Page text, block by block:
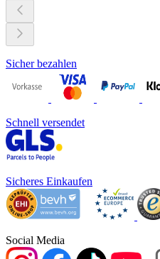
Sicher bezahlen
Schnell versendet
Sicheres Einkaufen
Social Media